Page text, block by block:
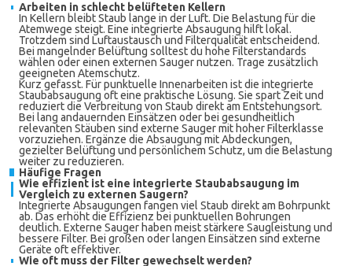
Arbeiten in schlecht belüfteten Kellern
In Kellern bleibt Staub lange in der Luft. Die Belastung für die
Atemwege steigt. Eine integrierte Absaugung hilft lokal.
Trotzdem sind Luftaustausch und Filterqualität entscheidend.
Bei mangelnder Belüftung solltest du hohe Filterstandards
wählen oder einen externen Sauger nutzen. Trage zusätzlich
geeigneten Atemschutz.
Kurz gefasst. Für punktuelle Innenarbeiten ist die integrierte
Staubabsaugung oft eine praktische Lösung. Sie spart Zeit und
reduziert die Verbreitung von Staub direkt am Entstehungsort.
Bei lang andauernden Einsätzen oder bei gesundheitlich
relevanten Stäuben sind externe Sauger mit hoher Filterklasse
vorzuziehen. Ergänze die Absaugung mit Abdeckungen,
gezielter Belüftung und persönlichem Schutz, um die Belastung
weiter zu reduzieren.
Häufige Fragen
Wie effizient ist eine integrierte Staubabsaugung im
Vergleich zu externen Saugern?
Integrierte Absaugungen fangen viel Staub direkt am Bohrpunkt
ab. Das erhöht die Effizienz bei punktuellen Bohrungen
deutlich. Externe Sauger haben meist stärkere Saugleistung und
bessere Filter. Bei großen oder langen Einsätzen sind externe
Geräte oft effektiver.
Wie oft muss der Filter gewechselt werden?